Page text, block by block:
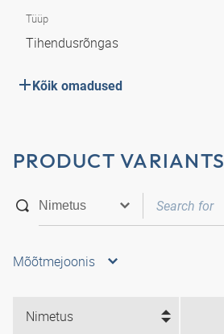
Tüüp
Tihendusrõngas
Kõik omadused
PRODUCT VARIANTS
Mõõtmejoonis
Nimetus